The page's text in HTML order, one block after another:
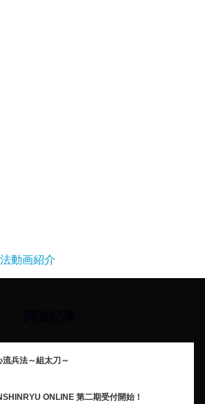
動画紹介
流兵法～組太刀～
ONLINE 第二期受付開始！